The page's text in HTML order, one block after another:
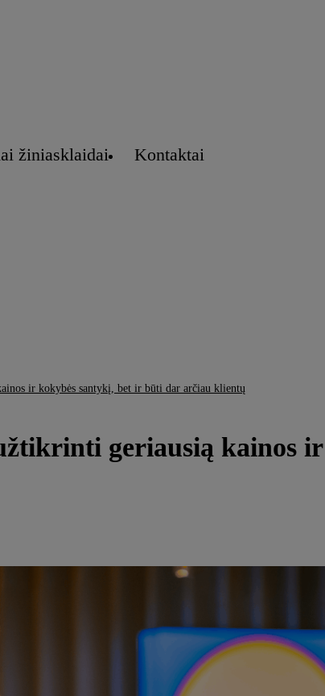
žiniasklaidai Kontaktai
ir kokybės santykį, bet ir būti dar arčiau klientų
geriausią kainos